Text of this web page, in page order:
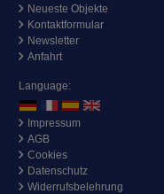
Neueste Objekte
Kontaktformular
Newsletter
Anfahrt
Language:
Impressum
AGB
Cookies
Datenschutz
Widerrufsbelehrung